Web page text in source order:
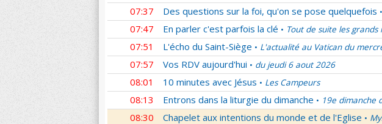
07:37 Des questions sur la foi, qu'on se pose quelquefois •
07:47 En parler c'est parfois la clé • Tout de suite les grands
07:51 L'écho du Saint-Siège • L'actualité au Vatican du
07:57 Vos RDV aujourd'hui • du jeudi 6 aout 2026
08:01 10 minutes avec Jésus • Les Campeurs
08:13 Entrons dans la liturgie du dimanche • 19e dimanche
08:30 Chapelet aux intentions du monde et de l'Eglise •